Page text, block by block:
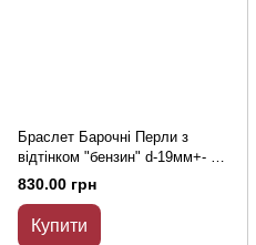
Браслет Барочні Перли з
відтінком "бензин" d-19мм+- L-
18см +- (стрейч) зі стразами
"Сваровськи"
830.00 грн
Купити